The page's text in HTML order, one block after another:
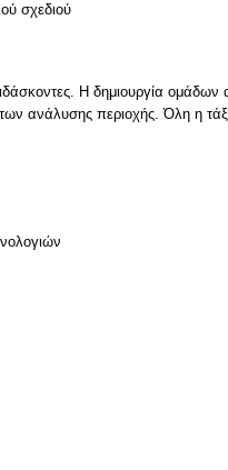
σχεδιού
Η δημιουργία ομάδων
ανάλυσης περιοχής. Όλη η